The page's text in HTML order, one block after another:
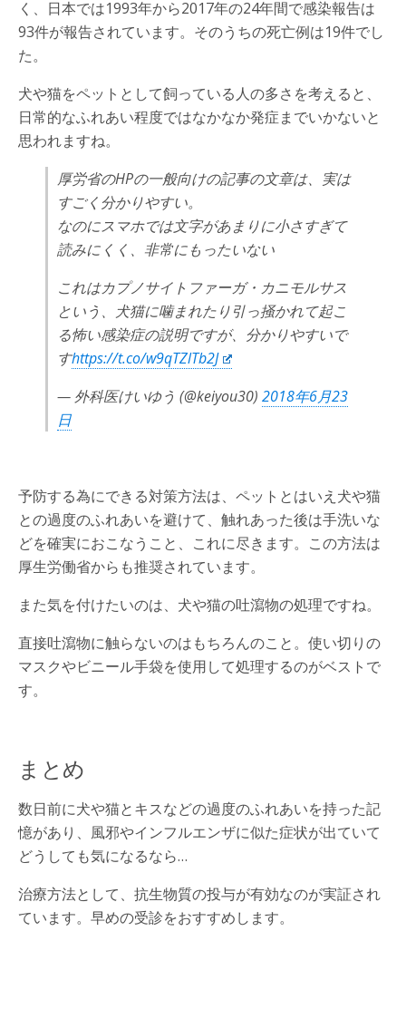
く、日本では1993年から2017年の24年間で感染報告は
93件が報告されています。そのうちの死亡例は19件でし
た。
犬や猫をペットとして飼っている人の多さを考えると、
日常的なふれあい程度ではなかなか発症までいかないと
思われますね。
厚労省のHPの一般向けの記事の文章は、実は
すごく分かりやすい。
なのにスマホでは文字があまりに小さすぎて
読みにくく、非常にもったいない
これはカプノサイトファーガ・カニモルサス
という、犬猫に噛まれたり引っ掻かれて起こ
る怖い感染症の説明ですが、分かりやすいで
すhttps://t.co/w9qTZlTb2J
— 外科医けいゆう (@keiyou30) 2018年6月23
日
予防する為にできる対策方法は、ペットとはいえ犬や猫
との過度のふれあいを避けて、触れあった後は手洗いな
どを確実におこなうこと、これに尽きます。この方法は
厚生労働省からも推奨されています。
また気を付けたいのは、犬や猫の吐瀉物の処理ですね。
直接吐瀉物に触らないのはもちろんのこと。使い切りの
マスクやビニール手袋を使用して処理するのがベストで
す。
まとめ
数日前に犬や猫とキスなどの過度のふれあいを持った記
憶があり、風邪やインフルエンザに似た症状が出ていて
どうしても気になるなら…
治療方法として、抗生物質の投与が有効なのが実証され
ています。早めの受診をおすすめします。